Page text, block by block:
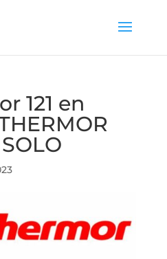
121 en